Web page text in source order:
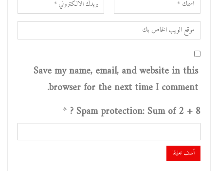
Save my name, email, and website in this
browser for the next time I comment.
Spam protection: Sum of 2 + 8 ?
*